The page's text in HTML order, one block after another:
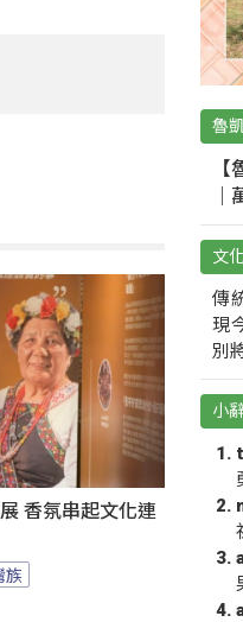
香氛串起文化連
族
魯
文
傳
現
別
小